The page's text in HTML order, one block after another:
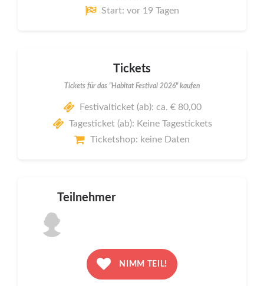
Start: vor 19 Tagen
Tickets
Tickets für das "Habitat Festival 2026" kaufen
Festivalticket (ab): ca. € 80,00
Tagesticket (ab): Keine Tagestickets
Ticketshop: keine Daten
Teilnehmer
NIMM TEIL!